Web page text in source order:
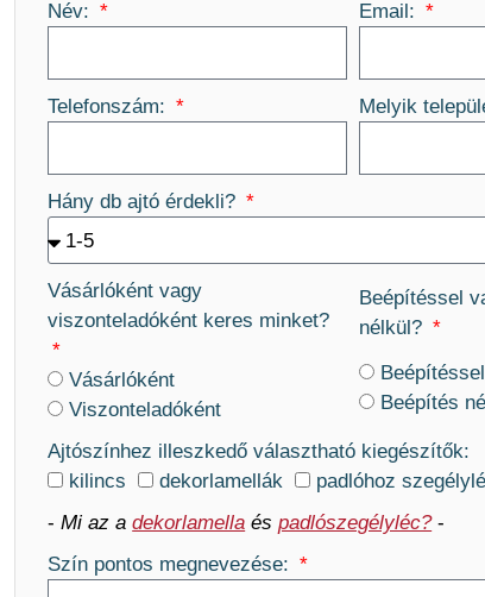
Név: Email:
Telefonszám: Melyik
Hány db ajtó érdekli?
Vásárlóként vagy
viszonteladóként keres minket?
Vásárlóként
Viszonteladóként
Beépítéssel
nélkül?
Beépítéssel
Beépítés
Ajtószínhez illeszkedő választható kiegészítők:
kilincs
dekorlamellák
padlóhoz
-Mi az adekorlamella éspadlószegélyléc?-
Szín pontos megnevezése: